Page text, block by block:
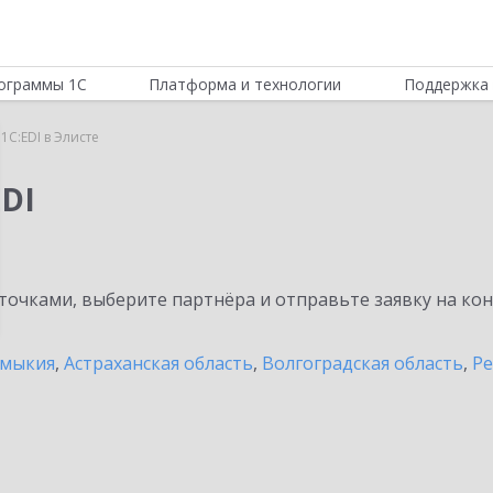
1С Платформа и технологии Поддержка
в Элисте
выберите партнёра и отправьте заявку на
, Астраханская область, Волгоградская область,